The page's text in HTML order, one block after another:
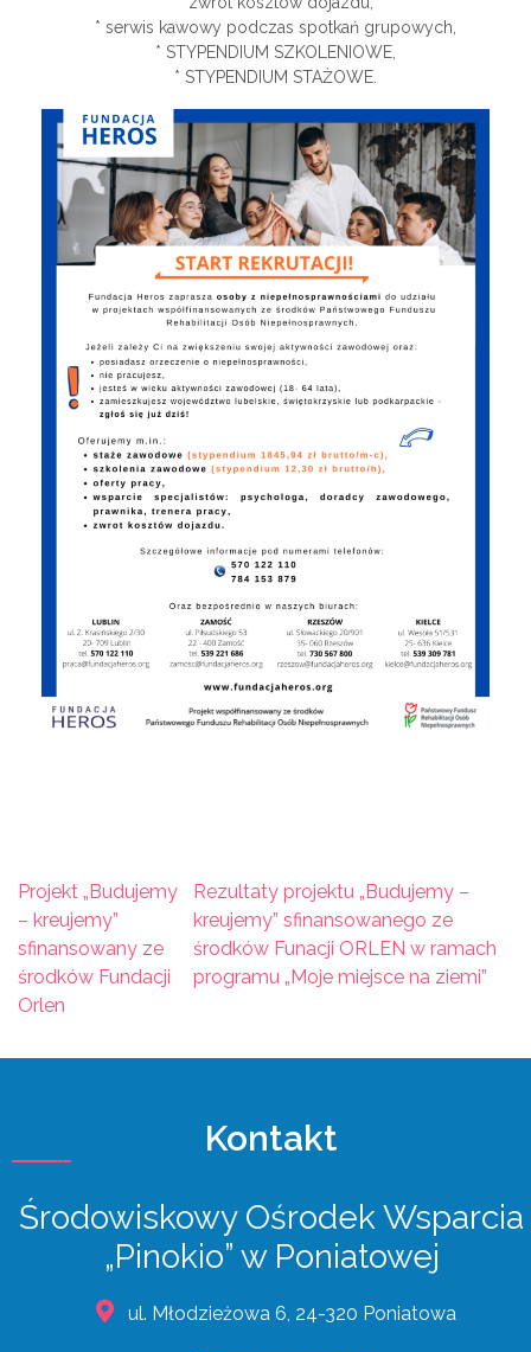
* serwis kawowy podczas spotkań grupowych,
* STYPENDIUM SZKOLENIOWE,
* STYPENDIUM STAŻOWE.
Nawigacja wpisu
Projekt „Budujemy
– kreujemy”
sfinansowany ze
środków Fundacji
Orlen
Rezultaty projektu „Budujemy –
kreujemy” sfinansowanego ze
środków Funacji ORLEN w ramach
programu „Moje miejsce na ziemi”
Kontakt
Środowiskowy Ośrodek Wsparcia
„Pinokio” w Poniatowej
ul. Młodzieżowa 6, 24-320 Poniatowa